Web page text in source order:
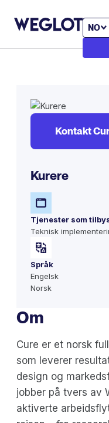
NO
Kontakt
Kurere
Tjenester som
Teknisk
Språk
Engelsk
Norsk
Om
Cure er et norsk
som leverer
design og
jobber på tvers av
aktiverte